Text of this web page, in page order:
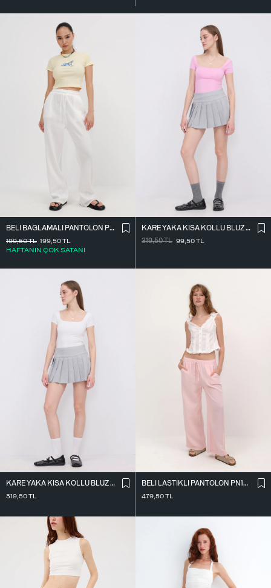
BELI BAĞLAMALI PANTOLON PN7043-PNF
199,50TL
HAFTANIN ÇOK SATANI
199,50TL
KARE YAKA KISA KOLLU BLUZ B1559-İ2
319,50TL 99,50TL
KARE YAKA KISA KOLLU BLUZ B1559-İ2
319,50TL
BELI LASTIKLI PANTOLON PN13473-J8
479,50TL